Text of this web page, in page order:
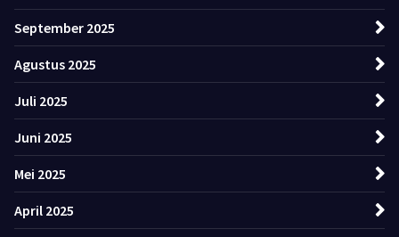
September 2025
Agustus 2025
Juli 2025
Juni 2025
Mei 2025
April 2025